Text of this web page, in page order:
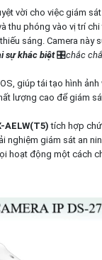
vời cho việc giám
thu phóng vào vị trí
sáng. Camera này
sự khác biệt 🎛chắc
giúp tái tạo hình
lượng cao để giám
AELW(T5)tích hợp
nghiệm giám sát an
hoạt động một cách